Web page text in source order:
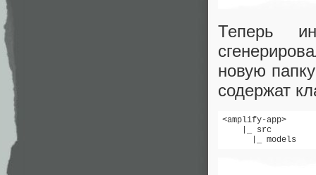
Теперь
новую
содержат
<amplify-app>
    |_ src
      |_ models